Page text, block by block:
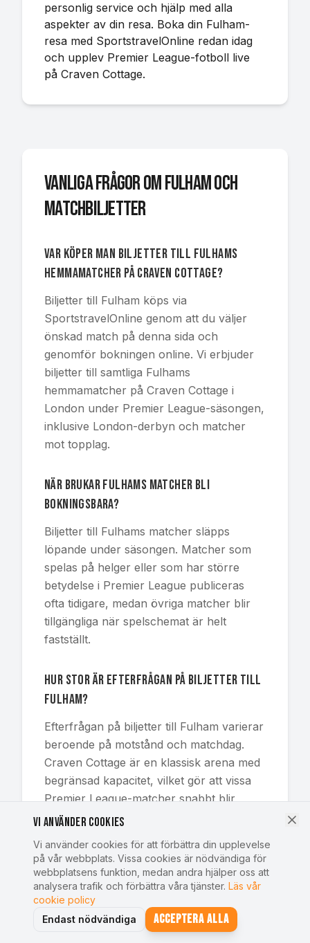
personlig service och hjälp med alla
aspekter av din resa. Boka din Fulham-
resa med SportstravelOnline redan idag
och upplev Premier League-fotboll live
på Craven Cottage.
Vanliga frågor om Fulham och
matchbiljetter
Var köper man biljetter till Fulhams
hemmamatcher på Craven Cottage?
Biljetter till Fulham köps via
SportstravelOnline genom att du väljer
önskad match på denna sida och
genomför bokningen online. Vi erbjuder
biljetter till samtliga Fulhams
hemmamatcher på Craven Cottage i
London under Premier League-säsongen,
inklusive London-derbyn och matcher
mot topplag.
När brukar Fulhams matcher bli
bokningsbara?
Biljetter till Fulhams matcher släpps
löpande under säsongen. Matcher som
spelas på helger eller som har större
betydelse i Premier League publiceras
ofta tidigare, medan övriga matcher blir
tillgängliga när spelschemat är helt
fastställt.
Hur stor är efterfrågan på biljetter till
Fulham?
Efterfrågan på biljetter till Fulham varierar
beroende på motstånd och matchdag.
Craven Cottage är en klassisk arena med
begränsad kapacitet, vilket gör att vissa
Premier League-matcher snabbt blir
eftertraktade. Vi på SportstravelOnline
hemmamatcher under säsongen, men till
populära matcher rekommenderas att
boka i god tid.
Vilka delar av Craven Cottage ger bäst
Vi använder cookies
Vi använder cookies för att förbättra din upplevelse
på vår webbplats. Vissa cookies är nödvändiga för
webbplatsens funktion, medan andra hjälper oss att
analysera trafik och förbättra våra tjänster. Läs vår
cookie policy
Endast nödvändiga
Acceptera alla